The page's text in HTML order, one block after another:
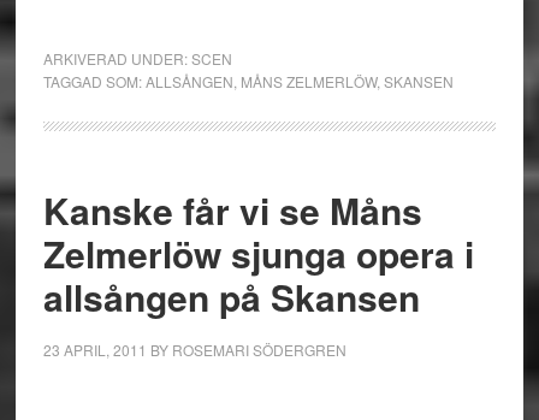
ARKIVERAD UNDER:SCEN
TAGGAD SOM:ALLSÅNGEN MÅNS ZELMERLÖW, SKANSEN
Kanske får vi se Måns
Zelmerlöw sjunga opera i
allsången på Skansen
23 APRIL, 2011 BY ROSEMARI SÖDERGREN